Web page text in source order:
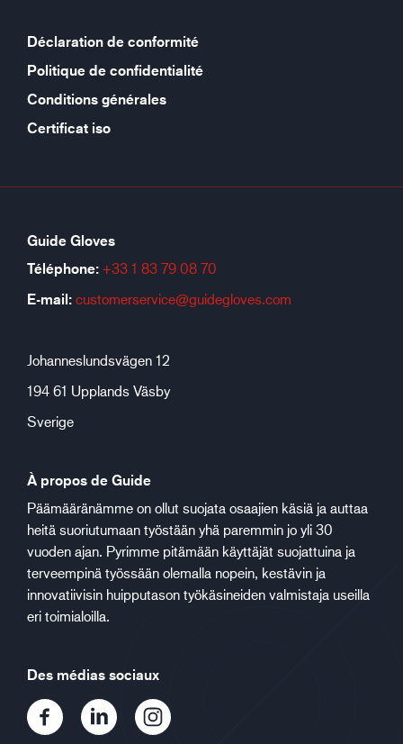
Déclaration de conformité
Politique de confidentialité
Conditions générales
Certificat iso
Guide Gloves
Téléphone: +33 1 83 79 08 70
E-mail: customerservice@guidegloves.com
Johanneslundsvägen 12
194 61 Upplands Väsby
Sverige
À propos de Guide
Päämääränämme on ollut suojata osaajien käsiä ja auttaa
heitä suoriutumaan työstään yhä paremmin jo yli 30
vuoden ajan. Pyrimme pitämään käyttäjät suojattuina ja
terveempinä työssään olemalla nopein, kestävin ja
innovatiivisin huipputason työkäsineiden valmistaja useilla
eri toimialoilla.
Des médias sociaux